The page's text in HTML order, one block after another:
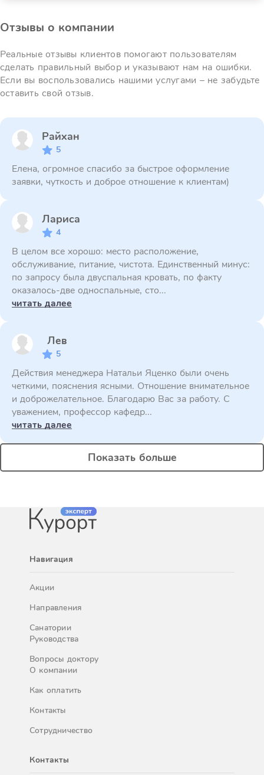
Отзывы о компании
Реальные отзывы клиентов помогают пользователям
сделать правильный выбор и указывают нам на ошибки.
Если вы воспользовались нашими услугами – не забудьте
оставить свой отзыв.
Райхан
5
Елена, огромное спасибо за быстрое оформление
заявки, чуткость и доброе отношение к клиентам)
Лариса
4
В целом все хорошо: место расположение,
обслуживание, питание, чистота. Единственный минус:
по запросу была двуспальная кровать, по факту
оказалось-две односпальные, сто...
читать далее
Лев
5
Действия менеджера Натальи Яценко были очень
четкими, пояснения ясными. Отношение внимательное
и доброжелательное. Благодарю Вас за работу. С
уважением, профессор кафедр...
читать далее
Показать больше
Навигация
Акции
Направления
Санатории
Руководства
Вопросы доктору
О компании
Как оплатить
Контакты
Сотрудничество
Контакты